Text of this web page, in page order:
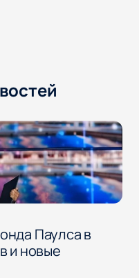
Паулса в
и новые